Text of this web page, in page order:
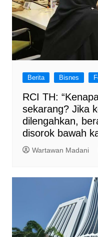
Berita Bisnes
RCI TH:
sekarang? Jika
dilengahkan,
disorok bawah
Wartawan Madani